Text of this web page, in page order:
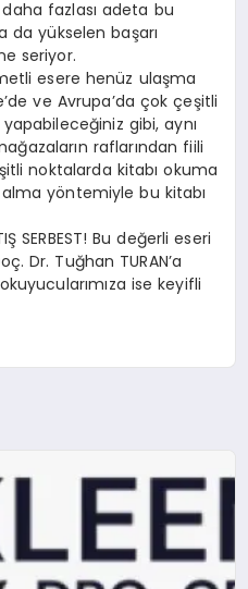
fazlası adeta bu
da yükselen başarı
seriyor.
esere henüz ulaşma
ve Avrupa’da çok çeşitli
gibi, aynı
raflarından fiili
noktalarda kitabı okuma
yöntemiyle bu kitabı
SERBEST! Bu değerli eseri
Dr. Tuğhan TURAN’a
ise keyifli